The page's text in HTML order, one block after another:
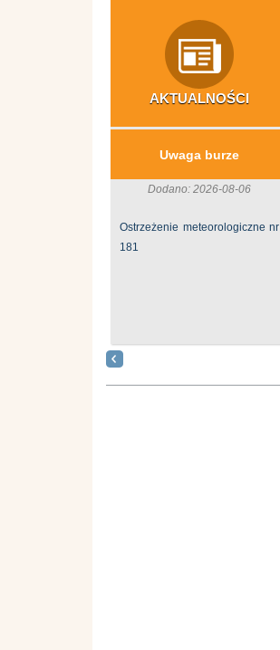
AKTUALNOŚCI
Uwaga burze
Dodano: 2026-08-06
Ostrzeżenie meteorologiczne nr
181